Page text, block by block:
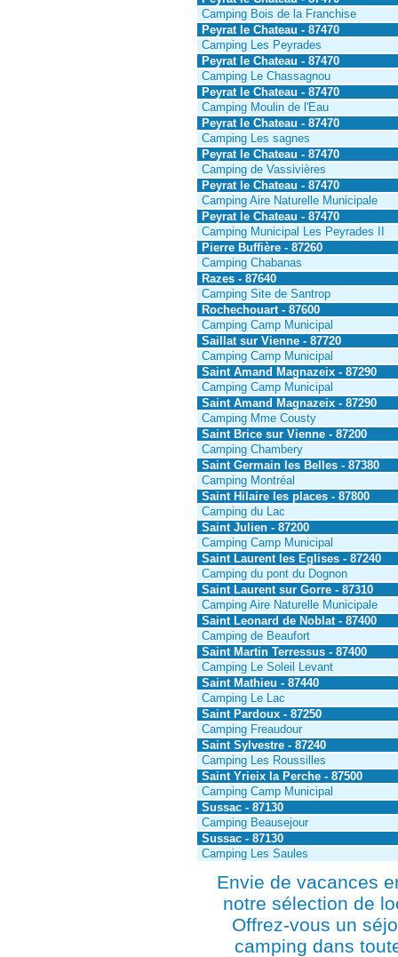
Camping Bois de la Franchise
Peyrat le Chateau - 87470
Camping Les Peyrades
Peyrat le Chateau - 87470
Camping Le Chassagnou
Peyrat le Chateau - 87470
Camping Moulin de l'Eau
Peyrat le Chateau - 87470
Camping Les sagnes
Peyrat le Chateau - 87470
Camping de Vassivières
Peyrat le Chateau - 87470
Camping Aire Naturelle Municipale
Peyrat le Chateau - 87470
Camping Municipal Les Peyrades II
Pierre Buffière - 87260
Camping Chabanas
Razes - 87640
Camping Site de Santrop
Rochechouart - 87600
Camping Camp Municipal
Saillat sur Vienne - 87720
Camping Camp Municipal
Saint Amand Magnazeix - 87290
Camping Camp Municipal
Saint Amand Magnazeix - 87290
Camping Mme Cousty
Saint Brice sur Vienne - 87200
Camping Chambery
Saint Germain les Belles - 87380
Camping Montréal
Saint Hilaire les places - 87800
Camping du Lac
Saint Julien - 87200
Camping Camp Municipal
Saint Laurent les Eglises - 87240
Camping du pont du Dognon
Saint Laurent sur Gorre - 87310
Camping Aire Naturelle Municipale
Saint Leonard de Noblat - 87400
Camping de Beaufort
Saint Martin Terressus - 87400
Camping Le Soleil Levant
Saint Mathieu - 87440
Camping Le Lac
Saint Pardoux - 87250
Camping Freaudour
Saint Sylvestre - 87240
Camping Les Roussilles
Saint Yrieix la Perche - 87500
Camping Camp Municipal
Sussac - 87130
Camping Beausejour
Sussac - 87130
Camping Les Saules
Envie de vacances
notre sélection de
Offrez-vous un
camping dans